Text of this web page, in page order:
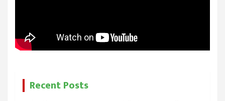
Recent Posts